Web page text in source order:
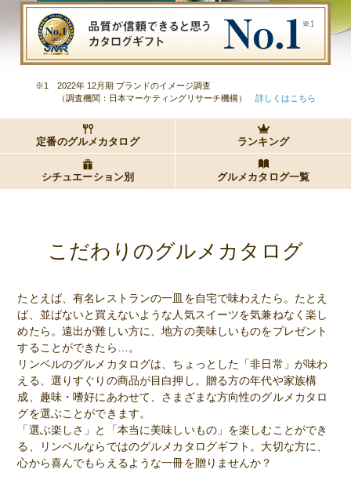
※1
2022年 12月期 ブランドのイメージ調査
（調査機関：日本マーケティングリサーチ機構） 詳しくはこちら
定番のグルメカタログ ランキング
シチュエーション別 グルメカタログ一覧
こだわりのグルメカタログ
たとえば、有名レストランの一皿を自宅で味わえたら。たとえ
ば、並ばないと買えないような人気スイーツを気兼ねなく楽し
めたら。遠出が難しい方に、地方の美味しいものをプレゼント
することができたら…。
リンベルのグルメカタログは、ちょっとした「非日常」が味わ
える、選りすぐりの商品が目白押し。贈る方の年代や家族構
成、趣味・嗜好にあわせて、さまざまな方向性のグルメカタロ
グを選ぶことができます。
「選ぶ楽しさ」と「本当に美味しいもの」を楽しむことができ
る、リンベルならではのグルメカタログギフト。大切な方に、
心から喜んでもらえるような一冊を贈りませんか？